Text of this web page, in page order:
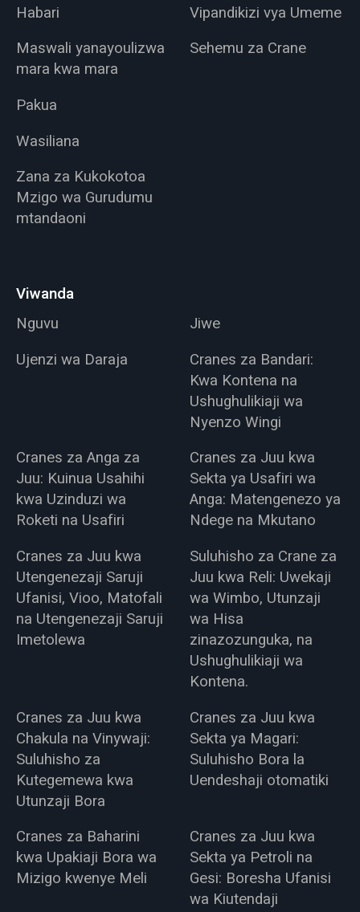
Habari
Maswali yanayoulizwa
mara kwa mara
Pakua
Wasiliana
Zana za Kukokotoa
Mzigo wa Gurudumu
mtandaoni
Vipandikizi vya Umeme
Sehemu za Crane
Viwanda
Nguvu
Jiwe
Ujenzi wa Daraja
Cranes za Bandari:
Kwa Kontena na
Ushughulikiaji wa
Nyenzo Wingi
Cranes za Anga za
Juu: Kuinua Usahihi
kwa Uzinduzi wa
Roketi na Usafiri
Cranes za Juu kwa
Sekta ya Usafiri wa
Anga: Matengenezo ya
Ndege na Mkutano
Cranes za Juu kwa
Utengenezaji Saruji
Ufanisi, Vioo, Matofali
na Utengenezaji Saruji
Imetolewa
Suluhisho za Crane za
Juu kwa Reli: Uwekaji
wa Wimbo, Utunzaji
wa Hisa
zinazozunguka, na
Ushughulikiaji wa
Kontena.
Cranes za Juu kwa
Chakula na Vinywaji:
Suluhisho za
Kutegemewa kwa
Utunzaji Bora
Cranes za Juu kwa
Sekta ya Magari:
Suluhisho Bora la
Uendeshaji otomatiki
Cranes za Baharini
kwa Upakiaji Bora wa
Mizigo kwenye Meli
Cranes za Juu kwa
Sekta ya Petroli na
Gesi: Boresha Ufanisi
wa Kiutendaji